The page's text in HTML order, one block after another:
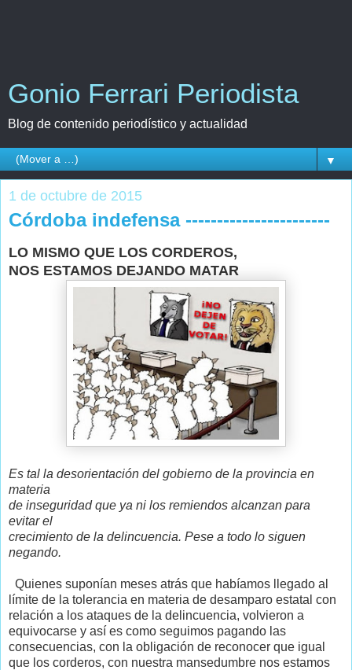
Gonio Ferrari Periodista
Blog de contenido periodístico y actualidad
▼
1 de octubre de 2015
Córdoba indefensa -----------------------
LO MISMO QUE LOS CORDEROS,
NOS ESTAMOS DEJANDO MATAR
Es tal la desorientación del gobierno de la provincia en
materia
de inseguridad que ya ni los remiendos alcanzan para
evitar el
crecimiento de la delincuencia. Pese a todo lo siguen
negando.
Quienes suponían meses atrás que habíamos llegado al
límite de la tolerancia en materia de desamparo estatal con
relación a los ataques de la delincuencia, volvieron a
equivocarse y así es como seguimos pagando las
consecuencias, con la obligación de reconocer que igual
que los corderos, con nuestra mansedumbre nos estamos